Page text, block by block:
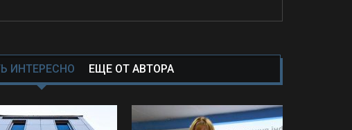
ИНТЕРЕСНО ЕЩЕ ОТ АВТОРА